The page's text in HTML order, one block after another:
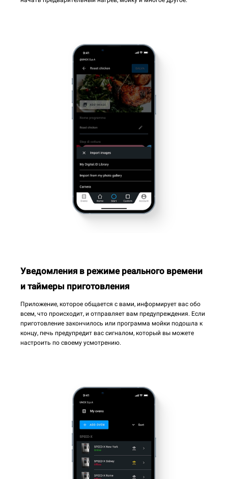
Уведомления в режиме реального времени
и таймеры приготовления
Приложение, которое общается с вами, информирует вас обо
всем, что происходит, и отправляет вам предупреждения. Если
приготовление закончилось или программа мойки подошла к
концу, печь предупредит вас сигналом, который вы можете
настроить по своему усмотрению.